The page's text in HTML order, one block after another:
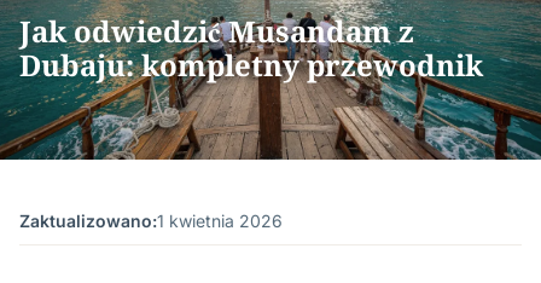
Jak odwiedzić Musandam z
Dubaju: kompletny przewodnik
Zaktualizowano:1 kwietnia 2026